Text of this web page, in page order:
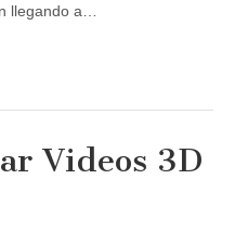
llegando a…
Videos 3D